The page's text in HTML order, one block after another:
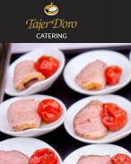
CONTENUTO